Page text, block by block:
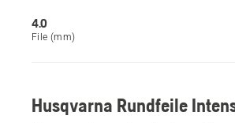
4.0
File (mm)
Husqvarna Rundfeile